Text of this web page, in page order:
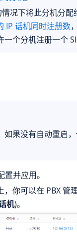
况下将此分机分配
IP 话机同时注册数
一个分机注册一个
如果没有自动重启
并应用。
，你可以在 PBX 管
机)。